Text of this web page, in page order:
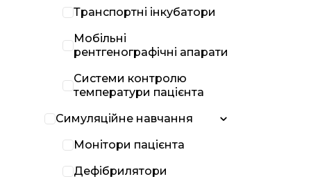
Транспортні інкубатори
Мобільні
рентгенографічні апарати
Системи контролю
температури пацієнта
Симуляційне навчання
Монітори пацієнта
Дефібрилятори